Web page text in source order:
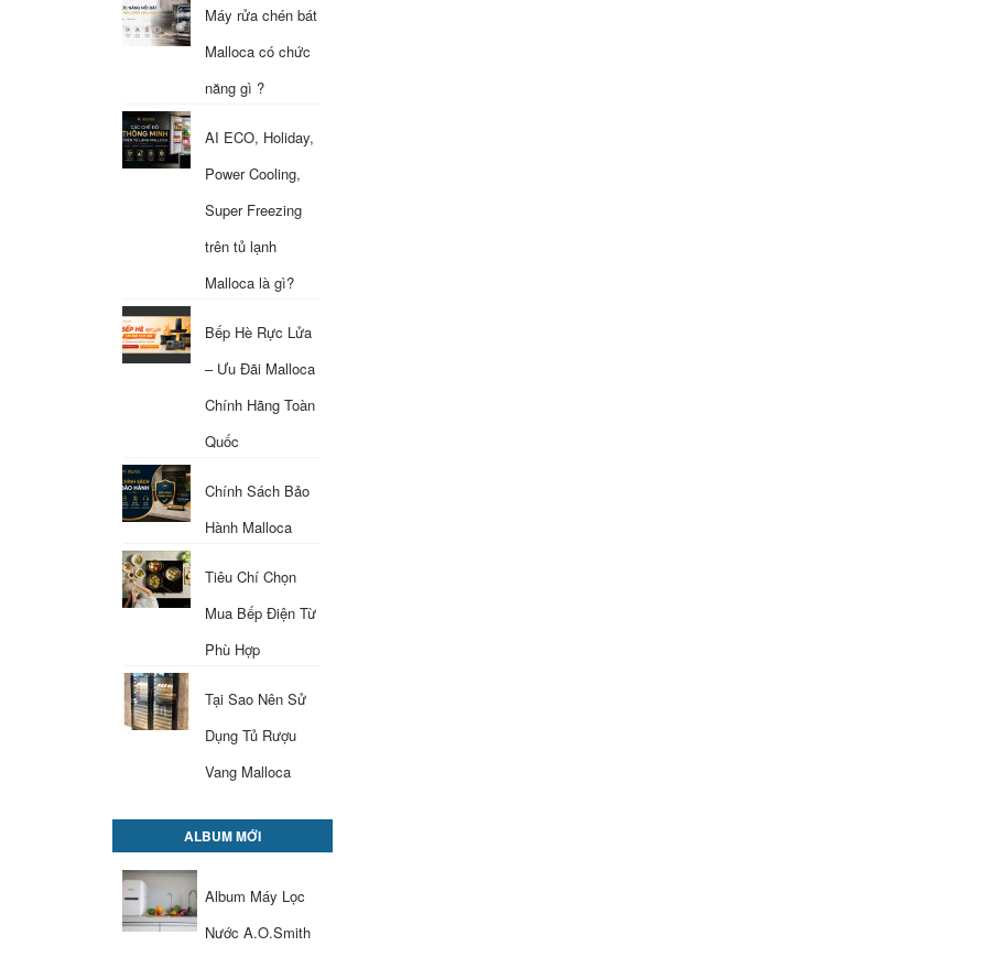
Máy rửa chén bát
Malloca có chức
năng gì ?
AI ECO, Holiday,
Power Cooling,
Super Freezing
trên tủ lạnh
Malloca là gì?
Bếp Hè Rực Lửa
– Ưu Đãi Malloca
Chính Hãng Toàn
Quốc
Chính Sách Bảo
Hành Malloca
Tiêu Chí Chọn
Mua Bếp Điện Từ
Phù Hợp
Tại Sao Nên Sử
Dụng Tủ Rượu
Vang Malloca
ALBUM MỚI
Album Máy Lọc
Nước A.O.Smith